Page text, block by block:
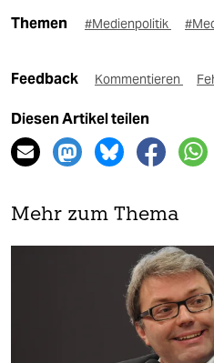
Themen #Medienpolitik
Feedback Kommentieren
Diesen Artikel teilen
Mehr zum Thema